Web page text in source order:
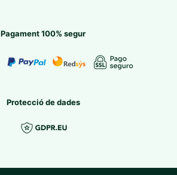
Pagament 100% segur
Protecció de dades